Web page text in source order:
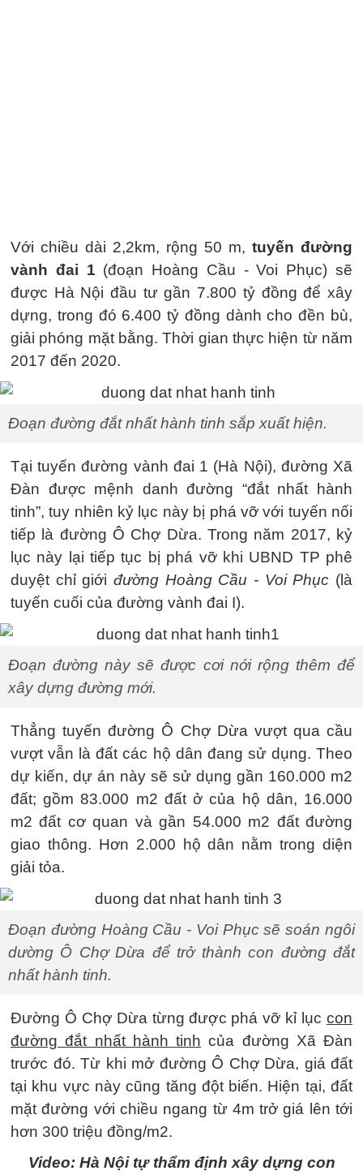
Với chiều dài 2,2km, rộng 50 m, tuyến đường
vành đai 1 (đoạn Hoàng Cầu - Voi Phục) sẽ
được Hà Nội đầu tư gần 7.800 tỷ đồng để xây
dựng, trong đó 6.400 tỷ đồng dành cho đền bù,
giải phóng mặt bằng. Thời gian thực hiện từ năm
2017 đến 2020.
Đoạn đường đắt nhất hành tinh sắp xuất hiện.
Tại tuyến đường vành đai 1 (Hà Nội), đường Xã
Đàn được mệnh danh đường “đắt nhất hành
tinh”, tuy nhiên kỷ lục này bị phá vỡ với tuyến nối
tiếp là đường Ô Chợ Dừa. Trong năm 2017, kỷ
lục này lại tiếp tục bị phá vỡ khi UBND TP phê
duyệt chỉ giới đường Hoàng Cầu - Voi Phục (là
tuyến cuối của đường vành đai I).
Đoạn đường này sẽ được cơi nới rộng thêm để
xây dựng đường mới.
Thẳng tuyến đường Ô Chợ Dừa vượt qua cầu
vượt vẫn là đất các hộ dân đang sử dụng. Theo
dự kiến, dự án này sẽ sử dụng gần 160.000 m2
đất; gồm 83.000 m2 đất ở của hộ dân, 16.000
m2 đất cơ quan và gần 54.000 m2 đất đường
giao thông. Hơn 2.000 hộ dân nằm trong diện
giải tỏa.
Đoạn đường Hoàng Cầu - Voi Phục sẽ soán ngôi
dường Ô Chợ Dừa để trở thành con đường đắt
nhất hành tinh.
Đường Ô Chợ Dừa từng được phá vỡ kỉ lục con
đường đắt nhất hành tinh của đường Xã Đàn
trước đó. Từ khi mở đường Ô Chợ Dừa, giá đất
tại khu vực này cũng tăng đột biến. Hiện tại, đất
mặt đường với chiều ngang từ 4m trở giá lên tới
hơn 300 triệu đồng/m2.
Video: Hà Nội tự thẩm định xây dựng con